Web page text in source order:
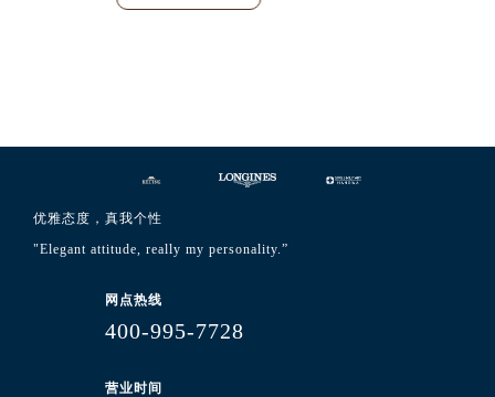
优雅态度，真我个性
"Elegant attitude, really my personality.”
网点热线
400-995-7728
营业时间